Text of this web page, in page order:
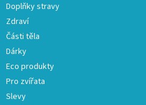
Doplňky stravy
Zdraví
Části těla
Dárky
Eco produkty
Pro zvířata
Slevy